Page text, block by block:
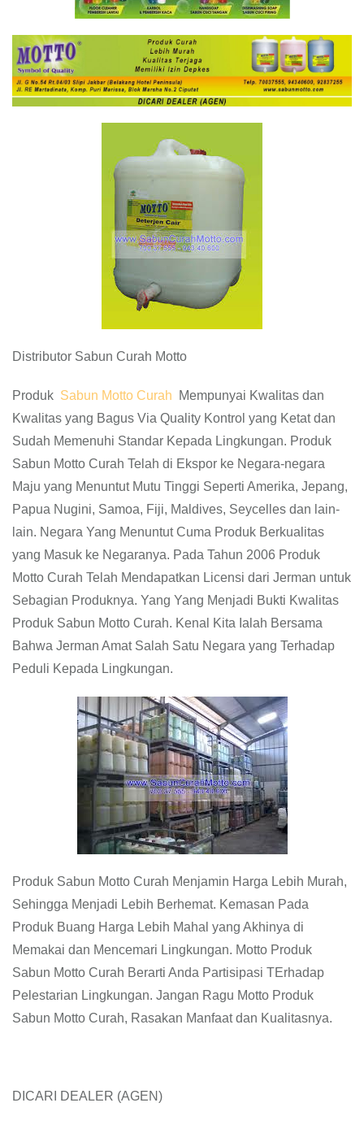
Distributor Sabun Curah Motto
Produk Sabun Motto Curah
Mempunyai Kwalitas dan
Kwalitas yang Bagus Via Quality Kontrol yang Ketat dan
Sudah Memenuhi Standar Kepada Lingkungan. Produk
Sabun Motto Curah Telah di Ekspor ke Negara-negara
Maju yang Menuntut Mutu Tinggi Seperti Amerika, Jepang,
Papua Nugini, Samoa, Fiji, Maldives, Seycelles dan lain-
lain. Negara Yang Menuntut Cuma Produk Berkualitas
yang Masuk ke Negaranya. Pada Tahun 2006 Produk
Motto Curah Telah Mendapatkan Licensi dari Jerman untuk
Sebagian Produknya. Yang Yang Menjadi Bukti Kwalitas
Produk Sabun Motto Curah. Kenal Kita Ialah Bersama
Bahwa Jerman Amat Salah Satu Negara yang Terhadap
Peduli Kepada Lingkungan.
Produk Sabun Motto Curah Menjamin Harga Lebih Murah,
Sehingga Menjadi Lebih Berhemat. Kemasan Pada
Produk Buang Harga Lebih Mahal yang Akhinya di
Memakai dan Mencemari Lingkungan. Motto Produk
Sabun Motto Curah Berarti Anda Partisipasi TErhadap
Pelestarian Lingkungan. Jangan Ragu Motto Produk
Sabun Motto Curah, Rasakan Manfaat dan Kualitasnya.
DICARI DEALER (AGEN)